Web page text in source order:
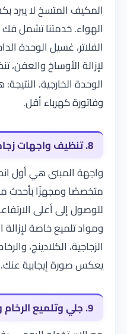
المكيف المتسخ لا يبرد
الهواء. خدمتنا تشمل
الفلاتر، غسيل الوحدة
لإزالة الأوساخ
الوحدة الخارجية.
وفاتورة كهرباء أقل.
8. تنظيف واجهات زجاجية وحجرية
واجهة المبنى هي أول
متخصصًا ومجهزًا بأحدث
للوصول إلى أعلى
ومواد تلميع خاصة
الزجاجية، الكلادينج،
يعكس صورة إيجابية عنك.
9. جلي وتلميع الرخام والبلاط